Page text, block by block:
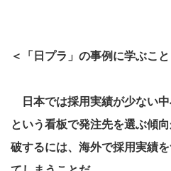
＜「日プラ」の事例に学ぶこと
日本では採用実績が少ない中
という看板で発注先を選ぶ傾
破するには、海外で採用実績